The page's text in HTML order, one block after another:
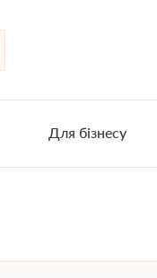
Для бізнесу